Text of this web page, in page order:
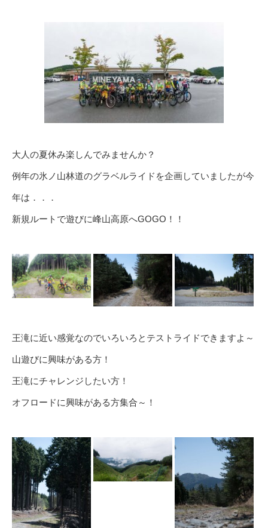
大人の夏休み楽しんでみませんか？
例年の氷ノ山林道のグラベルライドを企画していましたが今
年は．．．
新規ルートで遊びに峰山高原へGOGO！！
王滝に近い感覚なのでいろいろとテストライドできますよ～
山遊びに興味がある方！
王滝にチャレンジしたい方！
オフロードに興味がある方集合～！